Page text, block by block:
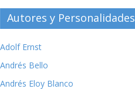
Autores y Personalidades
Adolf Ernst
Andrés Bello
Andrés Eloy Blanco